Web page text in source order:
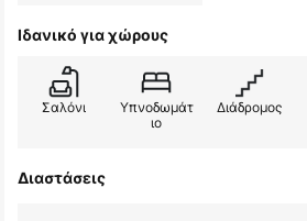
Ιδανικό για χώρους
Σαλόνι
Υπνοδωμάτ
ιο
Διάδρομος
Διαστάσεις